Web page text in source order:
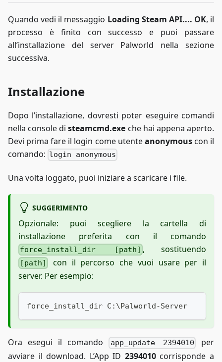
Quando vedi il messaggio Loading Steam API.... OK, il
processo è finito con successo e puoi passare
all’installazione del server Palworld nella sezione
successiva.
Installazione
Dopo l’installazione, dovresti poter eseguire comandi
nella console disteamcmd.exe che hai appena aperto.
Devi prima fare il login come utenteanonymouscon il
comando: login anonymous
Una volta loggato, puoi iniziare a scaricare i file.
SUGGERIMENTO
Opzionale: puoi scegliere la cartella di
installazione preferita con il comando
force_install_dir [path] , sostituendo
[path]
con il percorso che vuoi usare per il
server. Per esempio:
force_install_dir C:\Palworld-Server
Ora esegui il comando app_update 2394010
per
avviare il download. L’App ID 2394010corrisponde a